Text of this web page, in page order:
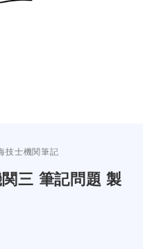
技士機関筆記
三 筆記問題 製